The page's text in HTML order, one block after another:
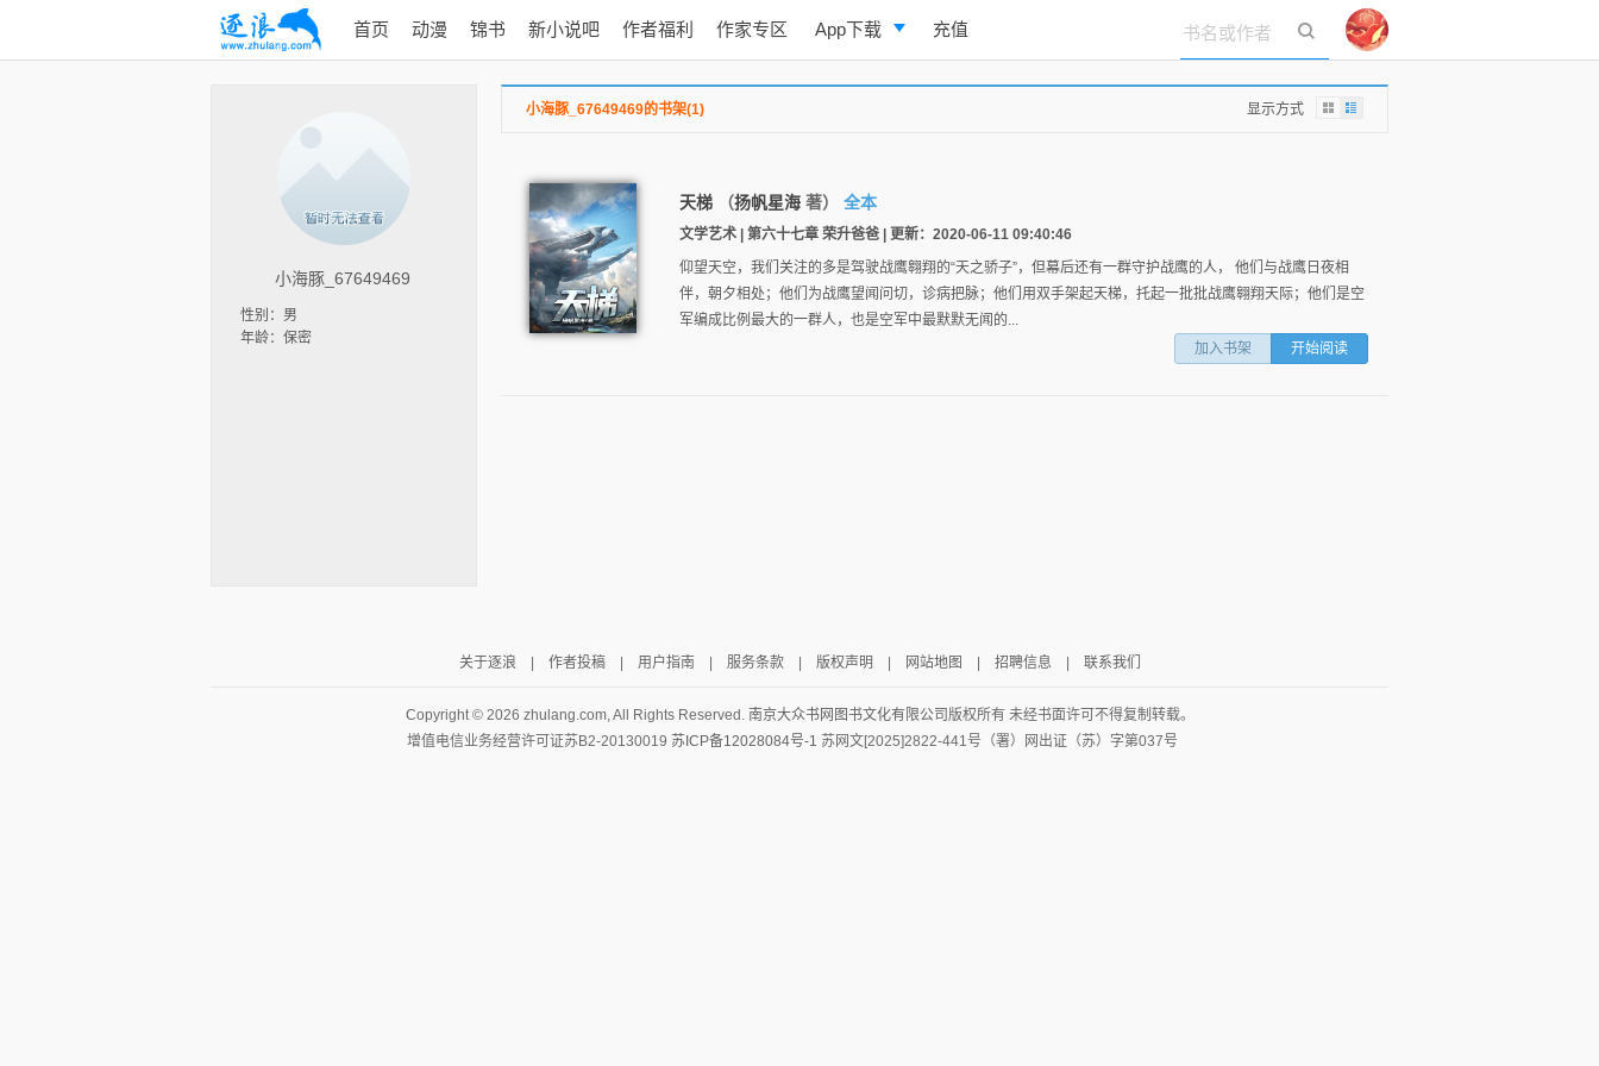
首页 动漫 锦书 新小说吧 作者福利 作家专区 App下载
逐浪小说
充值
立即登录
小海豚_67649469
性别：男
年龄：保密
小海豚_67649469的书架(1) 显示方式
天梯 （扬帆星海 著） 全本
文学艺术 | 第六十七章 荣升爸爸 | 更新：2020-06-11 09:40:46
仰望天空，我们关注的多是驾驶战鹰翱翔的“天之骄子”，但幕后还有一群守护战鹰的人， 他们与战鹰日夜相
伴，朝夕相处；他们为战鹰望闻问切，诊病把脉；他们用双手架起天梯，托起一批批战鹰翱翔天际；他们是空
军编成比例最大的一群人，也是空军中最默默无闻的...
加入书架
开始阅读
关于逐浪 作者投稿| 用户指南 服务条款| 版权声明 网站地图 招聘信息 联系我们
Copyright © 2026 zhulang.com, All Rights Reserved. 南京大众书网图书文化有限公司 版权所有 未经书面许可不得复制转载。
增值电信业务经营许可证苏B2-20130019 苏ICP备12028084号-1 苏网文[2025]2822-441号（署）网出证（苏）字第037号